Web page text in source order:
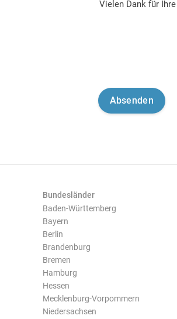
Vielen Dank für
Bundesländer
Baden-Württemberg
Bayern
Berlin
Brandenburg
Bremen
Hamburg
Hessen
Mecklenburg-Vorpommern
Niedersachsen